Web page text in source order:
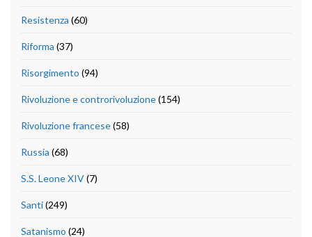
Resistenza (60)
Riforma (37)
Risorgimento (94)
Rivoluzione e controrivoluzione(154)
Rivoluzione francese(58)
Russia (68)
S.S. Leone XIV(7)
Santi(249)
Satanismo (24)